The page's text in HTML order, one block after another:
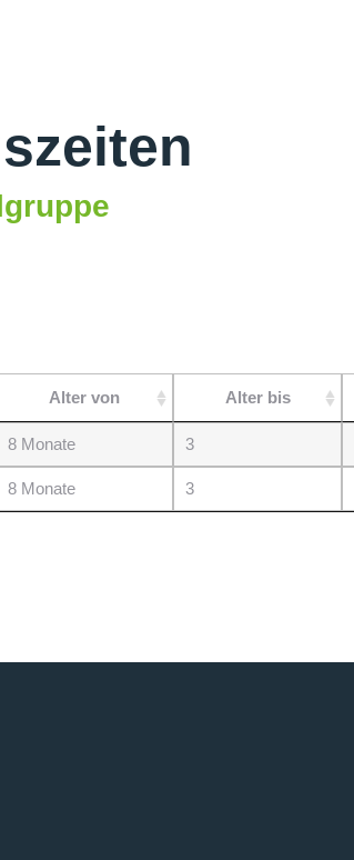
Alter von Alter bis
8 Monate 3
8 Monate 3